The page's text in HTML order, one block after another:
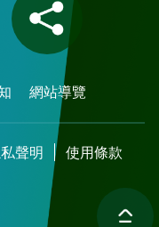
網站導覽
聲明 使用條款